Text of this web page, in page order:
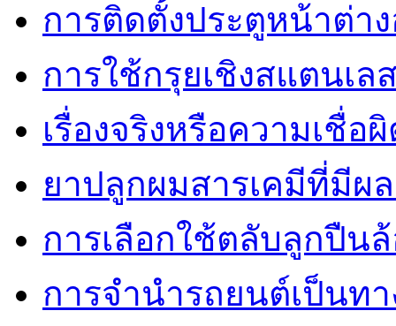
การติดตั้งประตูหน้าต่า
การใช้กรุยเชิงสแตนเ
เรื่องจริงหรือความเชื่อ
ยาปลูกผมสารเคมีที่มีผ
การเลือกใช้ตลับลูกปืน
การจำนำรถยนต์เป็นท